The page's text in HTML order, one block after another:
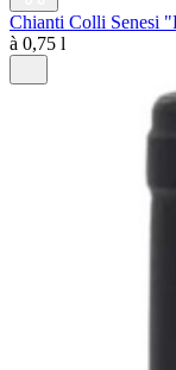
Chianti Colli Senesi
à 0,75 l